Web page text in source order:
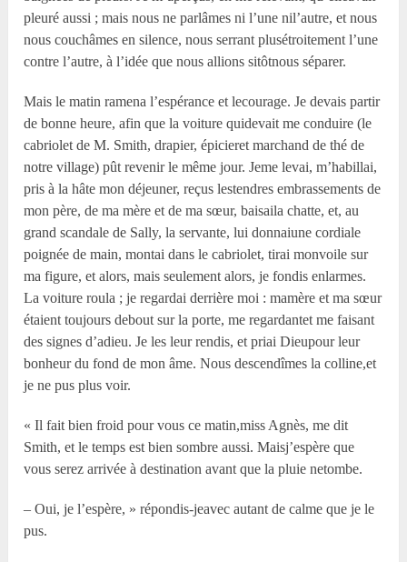
pleuré aussi ; mais nous ne parlâmes ni l’une nil’autre, et nous
nous couchâmes en silence, nous serrant plusétroitement l’une
contre l’autre, à l’idée que nous allions sitôtnous séparer.
Mais le matin ramena l’espérance et lecourage. Je devais partir
de bonne heure, afin que la voiture quidevait me conduire (le
cabriolet de M. Smith, drapier, épicieret marchand de thé de
notre village) pût revenir le même jour. Jeme levai, m’habillai,
pris à la hâte mon déjeuner, reçus lestendres embrassements de
mon père, de ma mère et de ma sœur, baisaila chatte, et, au
grand scandale de Sally, la servante, lui donnaiune cordiale
poignée de main, montai dans le cabriolet, tirai monvoile sur
ma figure, et alors, mais seulement alors, je fondis enlarmes.
La voiture roula ; je regardai derrière moi : mamère et ma sœur
étaient toujours debout sur la porte, me regardantet me faisant
des signes d’adieu. Je les leur rendis, et priai Dieupour leur
bonheur du fond de mon âme. Nous descendîmes la colline,et
je ne pus plus voir.
« Il fait bien froid pour vous ce matin,miss Agnès, me dit
Smith, et le temps est bien sombre aussi. Maisj’espère que
vous serez arrivée à destination avant que la pluie netombe.
– Oui, je l’espère, » répondis-jeavec autant de calme que je le
pus.